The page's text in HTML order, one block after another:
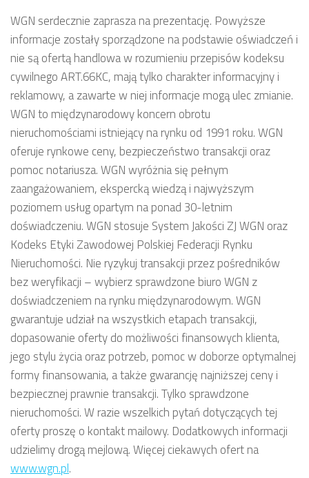
WGN serdecznie zaprasza na prezentację. Powyższe
informacje zostały sporządzone na podstawie oświadczeń i
nie są ofertą handlowa w rozumieniu przepisów kodeksu
cywilnego ART.66KC, mają tylko charakter informacyjny i
reklamowy, a zawarte w niej informacje mogą ulec zmianie.
WGN to międzynarodowy koncern obrotu
nieruchomościami istniejący na rynku od 1991 roku. WGN
oferuje rynkowe ceny, bezpieczeństwo transakcji oraz
pomoc notariusza. WGN wyróżnia się pełnym
zaangażowaniem, ekspercką wiedzą i najwyższym
poziomem usług opartym na ponad 30-letnim
doświadczeniu. WGN stosuje System Jakości ZJ WGN oraz
Kodeks Etyki Zawodowej Polskiej Federacji Rynku
Nieruchomości. Nie ryzykuj transakcji przez pośredników
bez weryfikacji – wybierz sprawdzone biuro WGN z
doświadczeniem na rynku międzynarodowym. WGN
gwarantuje udział na wszystkich etapach transakcji,
dopasowanie oferty do możliwości finansowych klienta,
jego stylu życia oraz potrzeb, pomoc w doborze optymalnej
formy finansowania, a także gwarancję najniższej ceny i
bezpiecznej prawnie transakcji. Tylko sprawdzone
nieruchomości. W razie wszelkich pytań dotyczących tej
oferty proszę o kontakt mailowy. Dodatkowych informacji
udzielimy drogą mejlową. Więcej ciekawych ofert na
www.wgn.pl.